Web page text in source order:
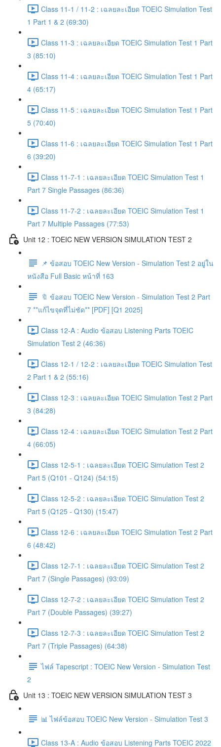
Class 11-1 / 11-2 : เฉลยละเอียด TOEIC Simulation Test
1 Part 1 & 2 (69:30)
Class 11-3 : เฉลยละเอียด TOEIC Simulation Test 1 Part
3 (85:10)
Class 11-4 : เฉลยละเอียด TOEIC Simulation Test 1 Part
4 (65:17)
Class 11-5 : เฉลยละเอียด TOEIC Simulation Test 1 Part
5 (70:40)
Class 11-6 : เฉลยละเอียด TOEIC Simulation Test 1 Part
6 (39:20)
Class 11-7-1 : เฉลยละเอียด TOEIC Simulation Test 1
Part 7 Single Passages (86:36)
Class 11-7-2 : เฉลยละเอียด TOEIC Simulation Test 1
Part 7 Multiple Passages (77:53)
Unit 12 : TOEIC NEW VERSION SIMULATION TEST 2
📌 ข้อสอบ TOEIC New Version - Simulation Test 2 อยู่ใน
หนังสือ Full Basic หน้าที่ 163
🔖 ข้อสอบ TOEIC New Version - Simulation Test 2 Part
7 **แก้ไขจุดที่ไม่ชัด** [PDF] [Q1 2025]
Class 12-A : Audio ข้อสอบ Listening Parts TOEIC
Simulation Test 2 (46:36)
Class 12-1 / 12-2 : เฉลยละเอียด TOEIC Simulation Test
2 Part 1 & 2 (55:16)
Class 12-3 : เฉลยละเอียด TOEIC Simulation Test 2 Part
3 (84:28)
Class 12-4 : เฉลยละเอียด TOEIC Simulation Test 2 Part
4 (66:05)
Class 12-5-1 : เฉลยละเอียด TOEIC Simulation Test 2
Part 5 (Q101 - Q124) (54:15)
Class 12-5-2 : เฉลยละเอียด TOEIC Simulation Test 2
Part 5 (Q125 - Q130) (15:47)
Class 12-6 : เฉลยละเอียด TOEIC Simulation Test 2 Part
6 (48:42)
Class 12-7-1 : เฉลยละเอียด TOEIC Simulation Test 2
Part 7 (Single Passages) (93:09)
Class 12-7-2 : เฉลยละเอียด TOEIC Simulation Test 2
Part 7 (Double Passages) (39:27)
Class 12-7-3 : เฉลยละเอียด TOEIC Simulation Test 2
Part 7 (Triple Passages) (64:38)
ไฟล์ Tapescript : TOEIC New Version - Simulation Test
2
Unit 13 : TOEIC NEW VERSION SIMULATION TEST 3
📊 ไฟล์ข้อสอบ TOEIC New Version - Simulation Test 3
Class 13-A : Audio ข้อสอบ Listening Parts TOEIC 2022